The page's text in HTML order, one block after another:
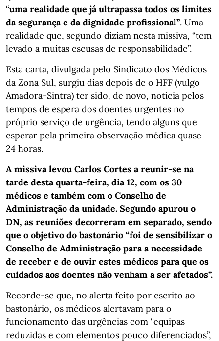
“uma realidade que já ultrapassa todos os limites
da segurança e da dignidade profissional”. Uma
realidade que, segundo diziam nesta missiva, “tem
levado a muitas escusas de responsabilidade”.
Esta carta, divulgada pelo Sindicato dos Médicos
da Zona Sul, surgiu dias depois de o HFF (vulgo
Amadora-Sintra) ter sido, de novo, notícia pelos
tempos de espera dos doentes urgentes no
próprio serviço de urgência, tendo alguns que
esperar pela primeira observação médica quase
24 horas.
A missiva levou Carlos Cortes a reunir-se na
tarde desta quarta-feira, dia 12, com os 30
médicos e também com o Conselho de
Administração da unidade. Segundo apurou o
DN, as reuniões decorreram em separado, sendo
que o objetivo do bastonário “foi de sensibilizar o
Conselho de Administração para a necessidade
de receber e de ouvir estes médicos para que os
cuidados aos doentes não venham a ser afetados”.
Recorde-se que, no alerta feito por escrito ao
bastonário, os médicos alertavam para o
funcionamento das urgências com “equipas
reduzidas e com elementos pouco diferenciados”,